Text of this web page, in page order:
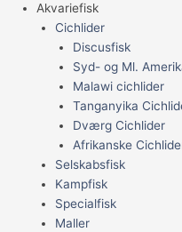
Akvariefisk
Cichlider
Discusfisk
Syd- og Ml.
Malawi cichlider
Tanganyika
Dværg Cichlider
Afrikanske
Selskabsfisk
Kampfisk
Specialfisk
Maller